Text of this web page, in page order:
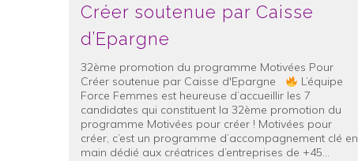
Créer soutenue par Caisse
d’Epargne
32ème promotion du programme Motivées Pour
Créer soutenue par Caisse d'Epargne
L’équipe
Force Femmes est heureuse d’accueillir les 7
candidates qui constituent la 32ème promotion du
programme Motivées pour créer ! Motivées pour
créer, c’est un programme d’accompagnement clé en
main dédié aux créatrices d’entreprises de +45...